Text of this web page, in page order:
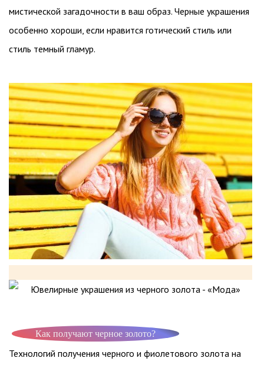
мистической загадочности в ваш образ. Черные украшения
особенно хороши, если нравится готический стиль или
стиль темный гламур.
Как получают черное золото?
Технологий получения черного и фиолетового золота на